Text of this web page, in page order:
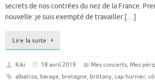
secrets de nos contrées du nez de la France.
nouvelle: je suis exempté de travailler […]
Lire la suite
Kiki 18 avril 2019 Mes concerts, Mes
albatros, barage, bretagne, brittany, cap hornier,